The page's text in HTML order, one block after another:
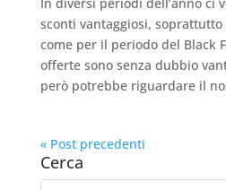
sconti vantaggiosi,
come per il periodo del Black
offerte sono senza dubbio
però potrebbe riguardare il
« Post precedenti
Cerca